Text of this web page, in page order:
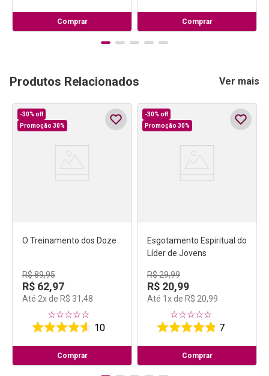
Comprar Comprar
Produtos Relacionados Ver mais
-30% off
Promoção 30%
O Treinamento dos Doze
R$89,95
R$ 62,97
Até 2x de R$ 31 ,48
☆☆☆☆☆
10
Comprar
-30% off
Promoção 30%
Esgotamento Espiritual do
Líder de Jovens
R$29,99
R$ 20,99
Até 1 x de R$ 20,99
☆☆☆☆☆
7
Comprar